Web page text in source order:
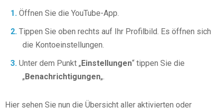
Öffnen Sie die YouTube-App.
Tippen Sie oben rechts auf Ihr Profilbild. Es öffnen sich
die Kontoeinstellungen.
Unter dem Punkt „Einstellungen“ tippen Sie die
„Benachrichtigungen„.
Hier sehen Sie nun die Übersicht aller aktivierten oder